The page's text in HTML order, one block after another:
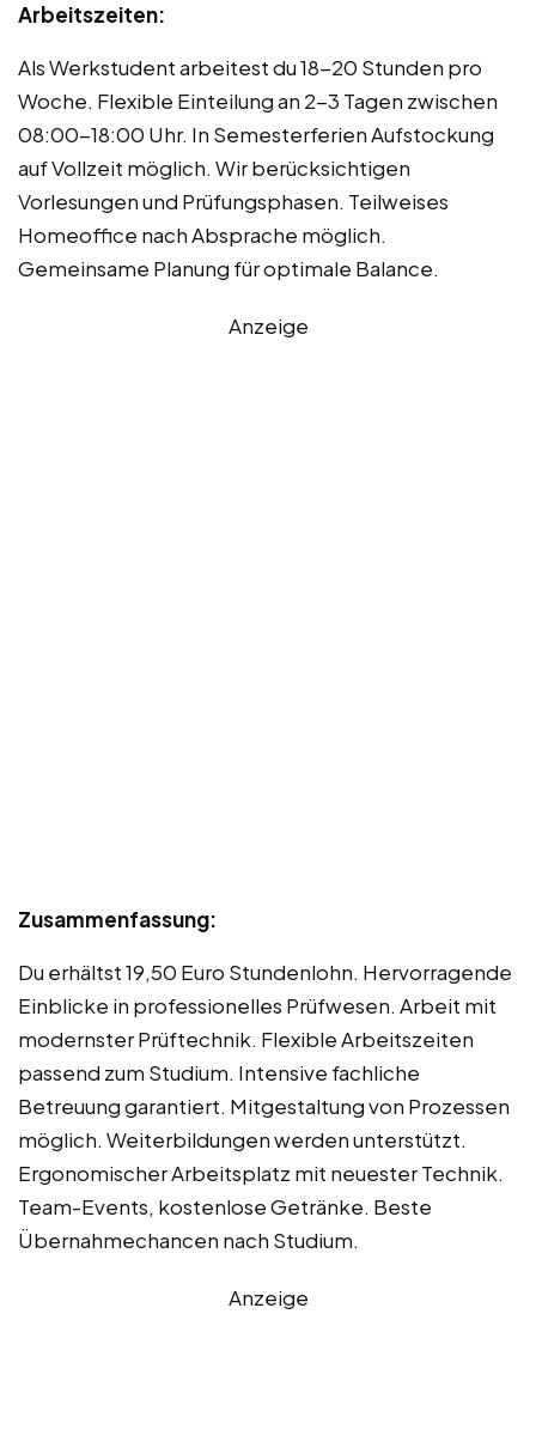
Arbeitszeiten:
Als Werkstudent arbeitest du 18-20 Stunden pro
Woche. Flexible Einteilung an 2-3 Tagen zwischen
08:00-18:00 Uhr. In Semesterferien Aufstockung
auf Vollzeit möglich. Wir berücksichtigen
Vorlesungen und Prüfungsphasen. Teilweises
Homeoffice nach Absprache möglich.
Gemeinsame Planung für optimale Balance.
Anzeige
Zusammenfassung:
Du erhältst 19,50 Euro Stundenlohn. Hervorragende
Einblicke in professionelles Prüfwesen. Arbeit mit
modernster Prüftechnik. Flexible Arbeitszeiten
passend zum Studium. Intensive fachliche
Betreuung garantiert. Mitgestaltung von Prozessen
möglich. Weiterbildungen werden unterstützt.
Ergonomischer Arbeitsplatz mit neuester Technik.
Team-Events, kostenlose Getränke. Beste
Übernahmechancen nach Studium.
Anzeige